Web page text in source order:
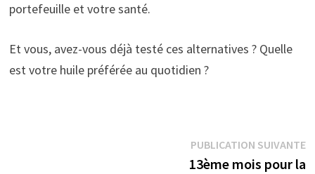
portefeuille et votre santé.
Et vous, avez-vous déjà testé ces alternatives ? Quelle
est votre huile préférée au quotidien ?
PUBLICATION SUIVANTE
13ème mois pour la